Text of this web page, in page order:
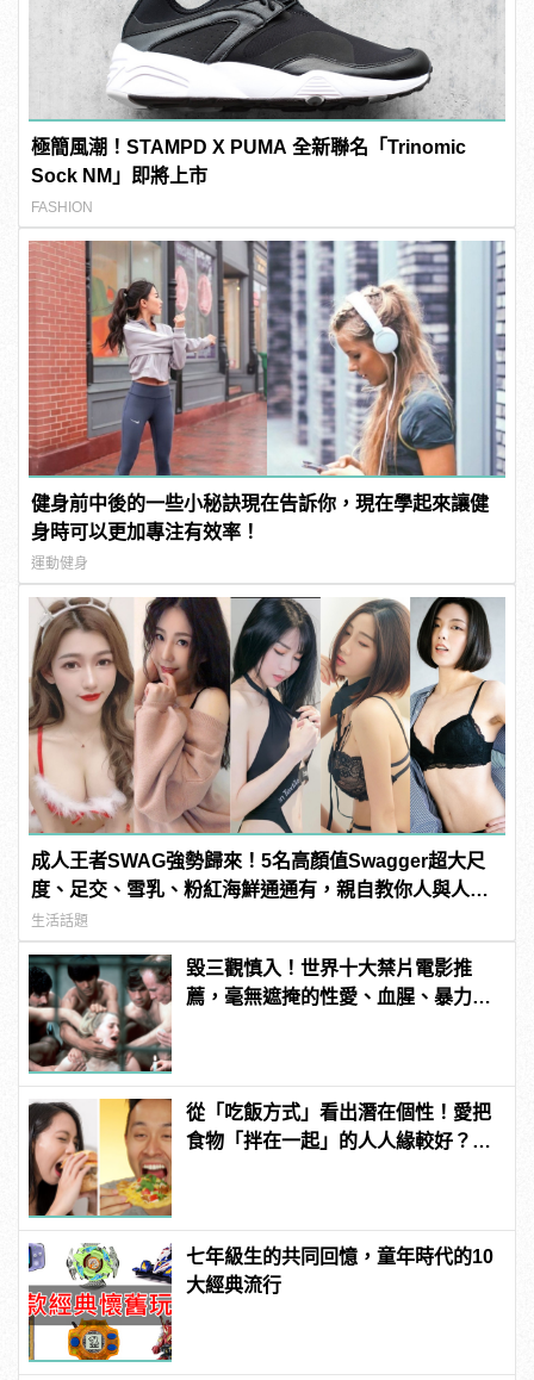
極簡風潮！STAMPD X PUMA 全新聯名「Trinomic
Sock NM」即將上市
FASHION
健身前中後的一些小秘訣現在告訴你，現在學起來讓健
身時可以更加專注有效率！
運動健身
成人王者SWAG強勢歸來！5名高顏值Swagger超大尺
度、足交、雪乳、粉紅海鮮通通有，親自教你人與人的
連結！ | manfashion這樣變型男
生活話題
毀三觀慎入！世界十大禁片電影推
薦，毫無遮掩的性愛、血腥、暴力、
從「吃飯方式」看出潛在個性！愛把
食物「拌在一起」的人人緣較好？快
七年級生的共同回憶，童年時代的10
大經典流行